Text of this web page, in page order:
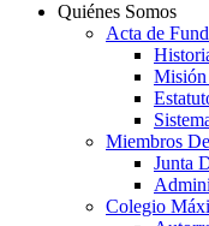
Quiénes Somos
Acta de
Miembros
Junta
Colegio